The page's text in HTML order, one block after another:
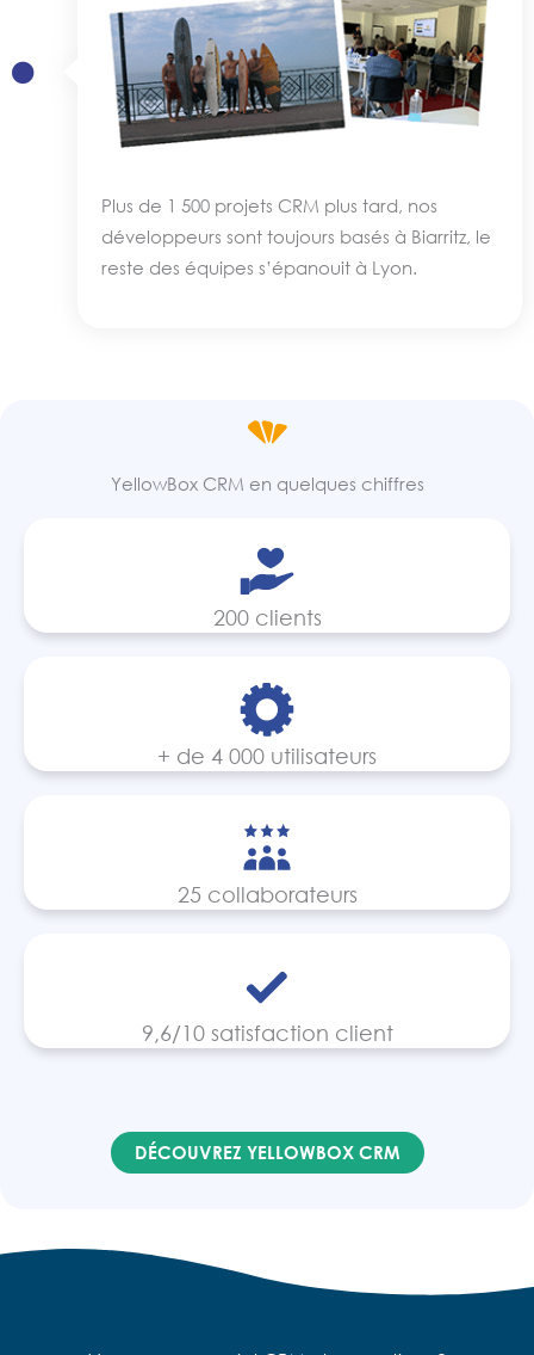
Plus de 1 500 projets CRM plus tard, nos
développeurs sont toujours basés à Biarritz, le
reste des équipes s’épanouit à Lyon.
YellowBox CRM en quelques chiffres
200 clients
+ de 4 000 utilisateurs
25 collaborateurs
9,6/10 satisfaction client
DÉCOUVREZ YELLOWBOX CRM